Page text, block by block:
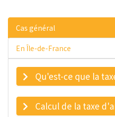
Cas général
En Île-de-France
Qu'est-ce que la
Calcul de la taxe